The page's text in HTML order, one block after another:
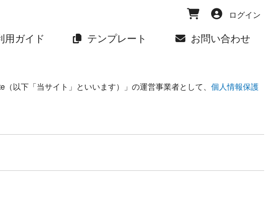
ログイン
用ガイド テンプレート お問い合わせ
以下「当サイト」といいます）」の運営事業者として、 個人情報保護